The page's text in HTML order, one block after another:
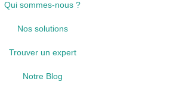
Qui sommes-nous ?
Nos solutions
Trouver un expert
Notre Blog